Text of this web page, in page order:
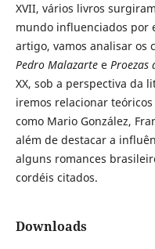
XVII, vários livros
mundo influenciados por
artigo, vamos analisar os
Pedro Malazartee Proezas
XX, sob a perspectiva da
iremos relacionar
como Mario González,
além de destacar a
alguns romances
cordéis citados.
Downloads